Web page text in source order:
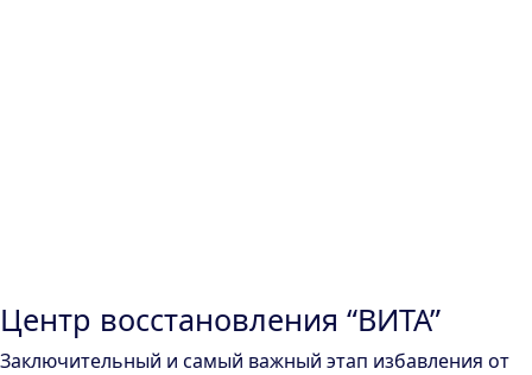
Центр восстановления “ВИТА”
Заключительный и самый важный этап избавления от